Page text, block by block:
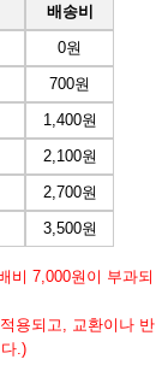
배송비
0원
700원
1,400원
2,100원
2,700원
3,500원
비 7,000원이 부과되
용되고, 교환이나 반
.)